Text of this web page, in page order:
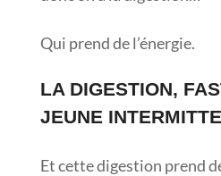
Qui prend de l’énergie.
LA DIGESTION,
JEUNE
Et cette digestion prend